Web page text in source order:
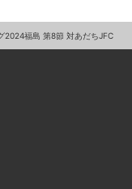
2024福島 第8節 対あだちJFC